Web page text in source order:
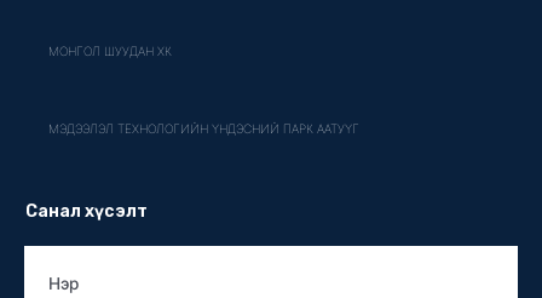
МОНГОЛ ШУУДАН ХК
МЭДЭЭЛЭЛ ТЕХНОЛОГИЙН ҮНДЭСНИЙ ПАРК ААТУҮГ
Санал хүсэлт
Нэр